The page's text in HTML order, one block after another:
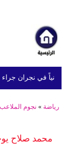
رياضة » نجوم الملاعب
محمد صلاح